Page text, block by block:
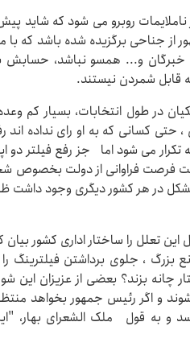
روبرو می شود که شاید پیش
از جناحی برگزیده شده باشد که
و... همسو نباشد، حسابش با
قابل شمردن نیستند.
در طول انتخابات، بسیار کم
حتی کسانی که به او رای نداده
تکرار می شود اما جز رفع فیلتر
فرصت فراوانی از دولت
در هر کشور دیگری وجود داشت
تعلل را ساختار اداری کشور
بزرگ ، جلوی برداشتن فیلترینگ
چانه بزند؟ بعضی از عزیزان این
و اگر رئیس جمهور بخواهد منتظر
و به قول ملک الشعرای بهار،